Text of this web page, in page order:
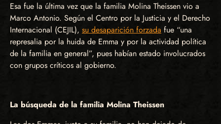
Esa fue la última vez que la familia Molina Theissen vio a
Marco Antonio. Según el Centro por la Justicia y el Derecho
Internacional (CEJIL), su desaparición forzada fue “una
represalia por la huida de Emma y por la actividad política
de la familia en general”, pues habían estado involucrados
con grupos críticos al gobierno.
La búsqueda de la familia Molina Theissen